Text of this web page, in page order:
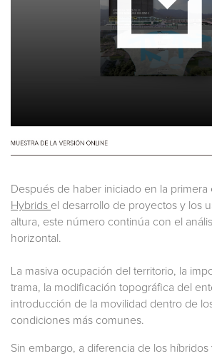
Después de haber iniciado en la primera
Hybrids el desarrollo de proyectos y los
altura, este número continúa con el
horizontal.
La masiva ocupación del territorio, la
trama, la modificación topográfica del
introducción de la movilidad dentro de
condiciones más comunes.
Sin embargo, a diferencia de los híbridos